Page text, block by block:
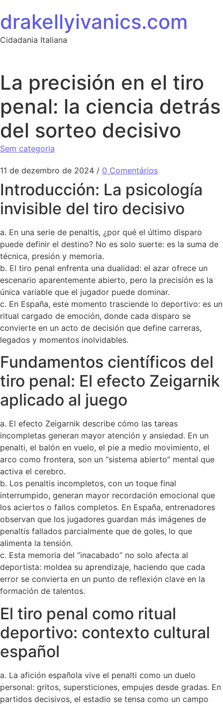
drakellyivanics.com
Cidadania Italiana
La precisión en el tiro
penal: la ciencia detrás
del sorteo decisivo
Sem categoria
11 de dezembro de 2024 / 0 Comentários
Introducción: La psicología
invisible del tiro decisivo
a. En una serie de penaltis, ¿por qué el último disparo
puede definir el destino? No es solo suerte: es la suma de
técnica, presión y memoria.
b. El tiro penal enfrenta una dualidad: el azar ofrece un
escenario aparentemente abierto, pero la precisión es la
única variable que el jugador puede dominar.
c. En España, este momento trasciende lo deportivo: es un
ritual cargado de emoción, donde cada disparo se
convierte en un acto de decisión que define carreras,
legados y momentos inolvidables.
Fundamentos científicos del
tiro penal: El efecto Zeigarnik
aplicado al juego
a. El efecto Zeigarnik describe cómo las tareas
incompletas generan mayor atención y ansiedad. En un
penalti, el balón en vuelo, el pie a medio movimiento, el
arco como frontera, son un “sistema abierto” mental que
activa el cerebro.
b. Los penaltis incompletos, con un toque final
interrumpido, generan mayor recordación emocional que
los aciertos o fallos completos. En España, entrenadores
observan que los jugadores guardan más imágenes de
penaltis fallados parcialmente que de goles, lo que
alimenta la tensión.
c. Esta memoria del “inacabado” no solo afecta al
deportista: moldea su aprendizaje, haciendo que cada
error se convierta en un punto de reflexión clave en la
formación de talentos.
El tiro penal como ritual
deportivo: contexto cultural
español
a. La afición española vive el penalti como un duelo
personal: gritos, supersticiones, empujes desde gradas. En
partidos decisivos, el estadio se tensa como un campo